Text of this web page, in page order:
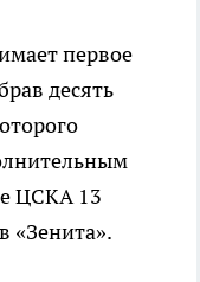
первое
десять
ЦСКА 13
«Зенита».